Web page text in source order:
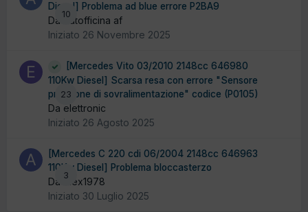
10
Diesel] Problema ad blue errore P2BA9
Da Autofficina af
Iniziato 26 Novembre 2025
23
[Mercedes Vito 03/2010 2148cc 646980
110Kw Diesel] Scarsa resa con errore "Sensore
pressione di sovralimentazione" codice (P0105)
Da elettronic
Iniziato 26 Agosto 2025
3
[Mercedes C 220 cdi 06/2004 2148cc 646963
110Kw Diesel] Problema bloccasterzo
Da Alex1978
Iniziato 30 Luglio 2025